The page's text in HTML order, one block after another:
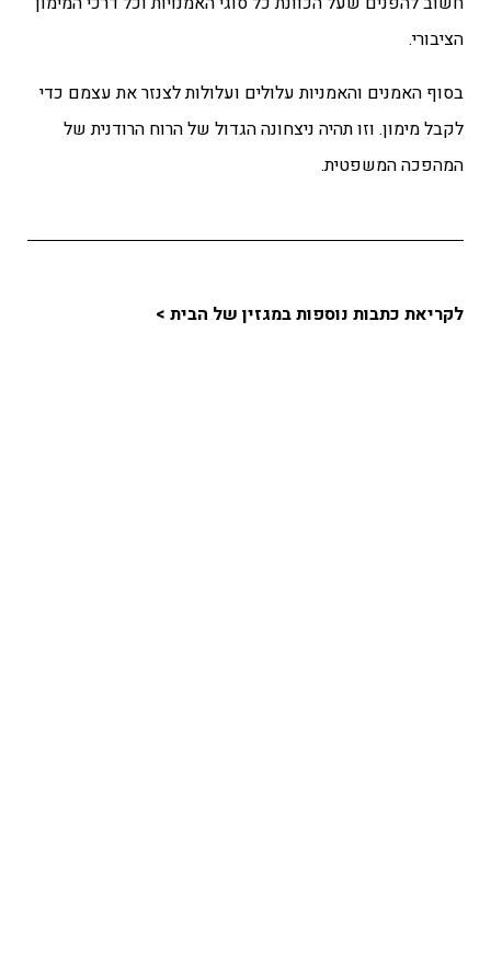
הציבורי.
בסוף האמנים והאמניות עלולים ועלולות לצנזר את עצמם כדי
לקבל מימון. וזו תהיה ניצחונה הגדול של הרוח הרודנית של
המהפכה המשפטית.
לקריאת כתבות נוספות במגזין של הבית >